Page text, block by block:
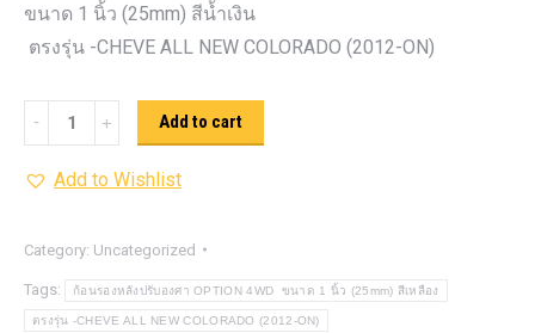
ขนาด 1 นิ้ว (25mm) สีน้ำเงิน
ตรงรุ่น -CHEVE ALL NEW COLORADO (2012-ON)
รอง
หลัง
องศา
OPTION
4WD ขนาด
Add to cart
Add to Wishlist
Category: Uncategorized
Tags: ก้อนรองหลังปรับองศา OPTION 4WD ขนาด 1 นิ้ว (25mm) สีเหลือง
ตรงรุ่น -CHEVE ALL NEW COLORADO (2012-ON)